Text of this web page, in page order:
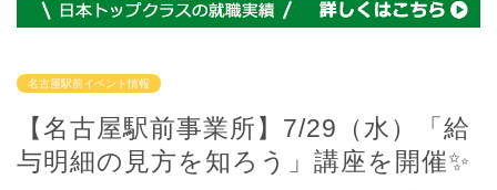
名古屋駅前イベント情報
【名古屋駅前事業所】7/29（水）「給
与明細の見方を知ろう」講座を開催✨